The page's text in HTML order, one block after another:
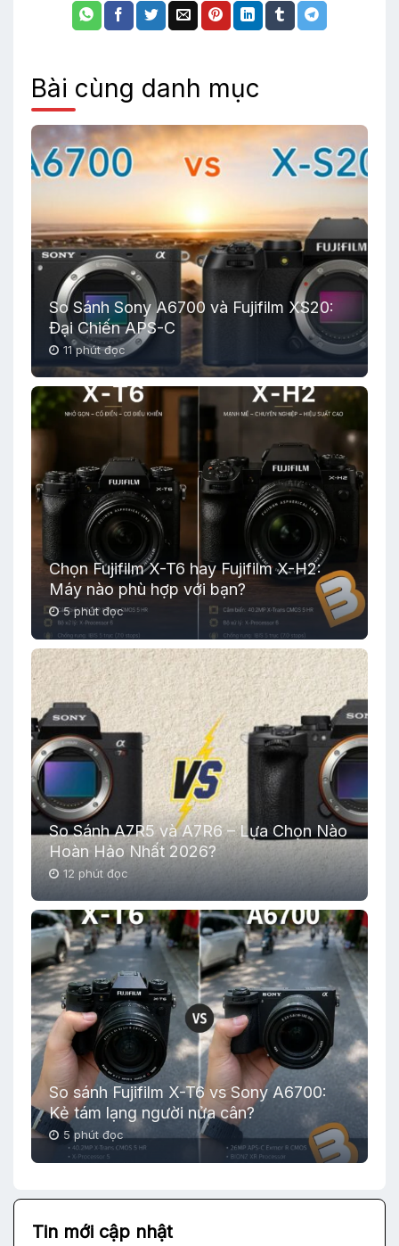
Bài cùng danh mục
So Sánh Sony A6700 và Fujifilm XS20:
Đại Chiến APS-C
11 phút đọc
Chọn Fujifilm X-T6 hay Fujifilm X-H2:
Máy nào phù hợp với bạn?
5 phút đọc
So Sánh A7R5 và A7R6 – Lựa Chọn Nào
Hoàn Hảo Nhất 2026?
12 phút đọc
So sánh Fujifilm X-T6 vs Sony A6700:
Kẻ tám lạng người nửa cân?
5 phút đọc
Tin mới cập nhật